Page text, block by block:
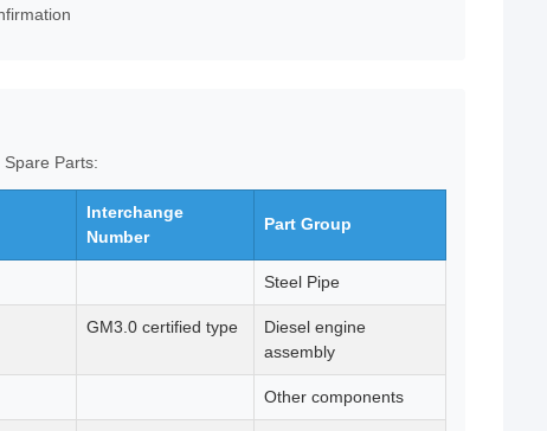
Parts:
Interchange
Number
Part Group
Steel Pipe
GM3.0 certified type
Diesel engine
assembly
Other components